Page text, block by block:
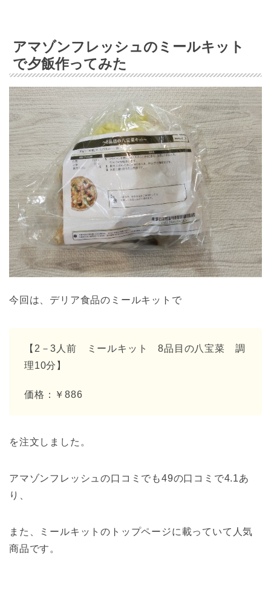
アマゾンフレッシュのミールキット
で夕飯作ってみた
今回は、デリア食品のミールキットで
【2－3人前 ミールキット 8品目の八宝菜 調
理10分】
価格：￥886
を注文しました。
アマゾンフレッシュの口コミでも49の口コミで4.1あ
り、
また、ミールキットのトップページに載っていて人気
商品です。